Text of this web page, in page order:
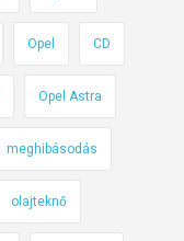
Opel CD
Opel Astra
meghibásodás
olajteknő